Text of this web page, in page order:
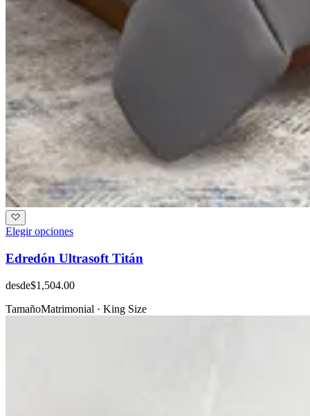
Elegir opciones
Edredón Ultrasoft Titán
desde$1,504.00
TamañoMatrimonial · King Size